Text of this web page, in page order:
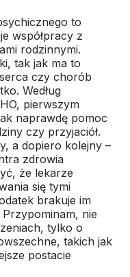
to
współpracy z
rodzinnymi.
tak jak ma to
czy chorób
Według
pierwszym
naprawdę pomoc
czy przyjaciół.
a dopiero kolejny –
zdrowia
że lekarze
się tymi
brakuje im
nie
tylko o
takich jak
postacie